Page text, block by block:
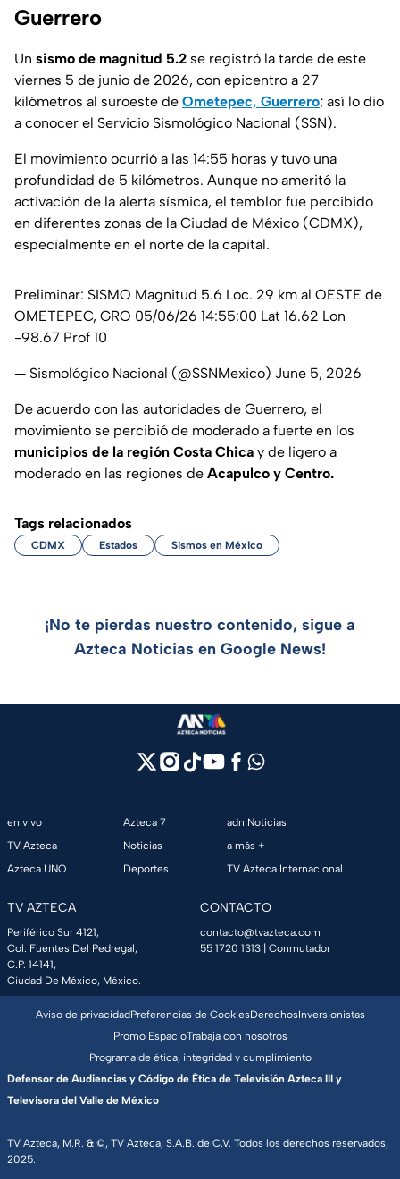
Guerrero
Un sismo de magnitud 5.2 se registró la tarde de este
viernes 5 de junio de 2026, con epicentro a 27
kilómetros al suroeste de Ometepec, Guerrero; así lo dio
a conocer el Servicio Sismológico Nacional (SSN).
El movimiento ocurrió a las 14:55 horas y tuvo una
profundidad de 5 kilómetros. Aunque no ameritó la
activación de la alerta sísmica, el temblor fue percibido
en diferentes zonas de la Ciudad de México (CDMX),
especialmente en el norte de la capital.
Preliminar: SISMO Magnitud 5.6 Loc. 29 km al OESTE de
OMETEPEC, GRO 05/06/26 14:55:00 Lat 16.62 Lon
-98.67 Prof 10
— Sismológico Nacional (@SSNMexico) June 5, 2026
De acuerdo con las autoridades de Guerrero, el
movimiento se percibió de moderado a fuerte en los
municipios de la región Costa Chica y de ligero a
moderado en las regiones de Acapulco y Centro.
Tags relacionados
CDMX Estados Sismos en México
¡No te pierdas nuestro contenido, sigue a
Azteca Noticias en Google News!
en vivo
TV Azteca
Azteca UNO
Azteca 7
Noticias
Deportes
adn Noticias
a más +
TV Azteca Internacional
TV AZTECA
Periférico Sur 4121,
Col. Fuentes Del Pedregal,
C.P. 14141,
Ciudad De México, México.
CONTACTO
contacto@tvazteca.com
55 1720 1313 | Conmutador
TV Azteca, M.R. & ©, TV Azteca, S.A.B. de C.V. Todos los derechos reservados,
2025.
Aviso de privacidadPreferencias de CookiesDerechosInversionistas
Promo EspacioTrabaja con nosotros
Programa de ética, integridad y cumplimiento
Defensor de Audiencias y Código de Ética de Televisión Azteca III y
Televisora del Valle de México